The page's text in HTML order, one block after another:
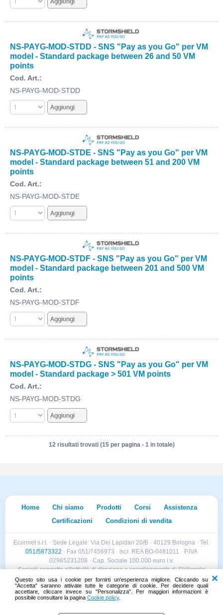
Questo sito usa i cookie per fornirti un'esperienza migliore. Cliccando su
"Accetta" saranno attivate tutte le categorie di cookie. Per decidere quali
accettare, cliccare invece su "Personalizza". Per maggiori informazioni è
possibile consultare la pagina Cookie policy.
NS-PAYG-MOD-STDD - SNS "Pay as you Go" per VM
model - Standard package between 26 and 50 VM
points
Cod. Art.:
NS-PAYG-MOD-STDD
NS-PAYG-MOD-STDE - SNS "Pay as you Go" per VM
model - Standard package between 51 and 200 VM
points
Cod. Art.:
NS-PAYG-MOD-STDE
NS-PAYG-MOD-STDF - SNS "Pay as you Go" per VM
model - Standard package between 201 and 500 VM
points
Cod. Art.:
NS-PAYG-MOD-STDF
NS-PAYG-MOD-STDG - SNS "Pay as you Go" per VM
model - Standard package > 501 VM points
Cod. Art.:
NS-PAYG-MOD-STDG
12 risultati trovati (15 per pagina - 1 in totale)
Home Chi siamo Prodotti Corsi
Assistenza
Certificazioni
Condizioni di vendita
Econnet s.r.l. · Sede Legale: Via Dei Lapidari 20/B · 40129 Bologna · Tel.
051/5873322 · Fax 051/7456973 · iscr. REA BO-0481011 · P.IVA
02965231208 · Cap. Sociale 100.000 euro i.v.
Società soggetta all'attività di direzione e coordinamento di Skillworks
Holding s.r.l. · Sede Legale: Via Vittorio Emanuele II 28 · Roncadelle (BS)
- C.F. 04151440981